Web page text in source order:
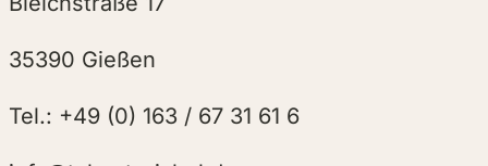
35390 Gießen
Tel.: +49 (0) 163 / 67 31 61 6